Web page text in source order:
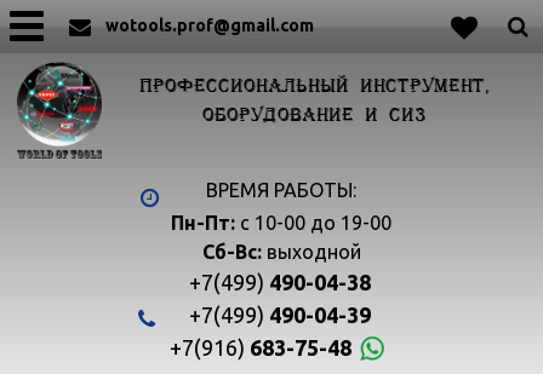
wotools.prof@gmail.com
ПРОФЕССИОНАЛЬНЫЙ ИНСТРУМЕНТ,
ОБОРУДОВАНИЕ И СИЗ
ВРЕМЯ РАБОТЫ:
Пн-Пт: с 10-00 до 19-00
Сб-Вс:выходной
+7(499) 490-04-38
+7(499) 490-04-39
+7(916) 683-75-48